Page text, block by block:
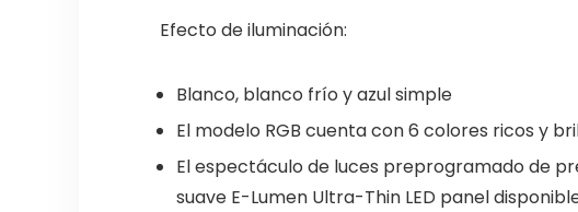
Efecto de iluminación:
Blanco, blanco frío y azul simple
El modelo RGB cuenta con 6 colores ricos y
El espectáculo de luces preprogramado de
suave E-Lumen Ultra-Thin LED panel